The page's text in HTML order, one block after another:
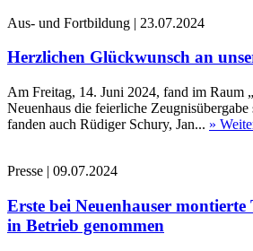
Aus- und Fortbildung | 23.07.2024
Herzlichen Glückwunsch an
Am Freitag, 14. Juni 2024, fand im Raum
Neuenhaus die feierliche
fanden auch Rüdiger Schury, Jan... »
Presse | 09.07.2024
Erste bei Neuenhauser
in Betrieb genommen